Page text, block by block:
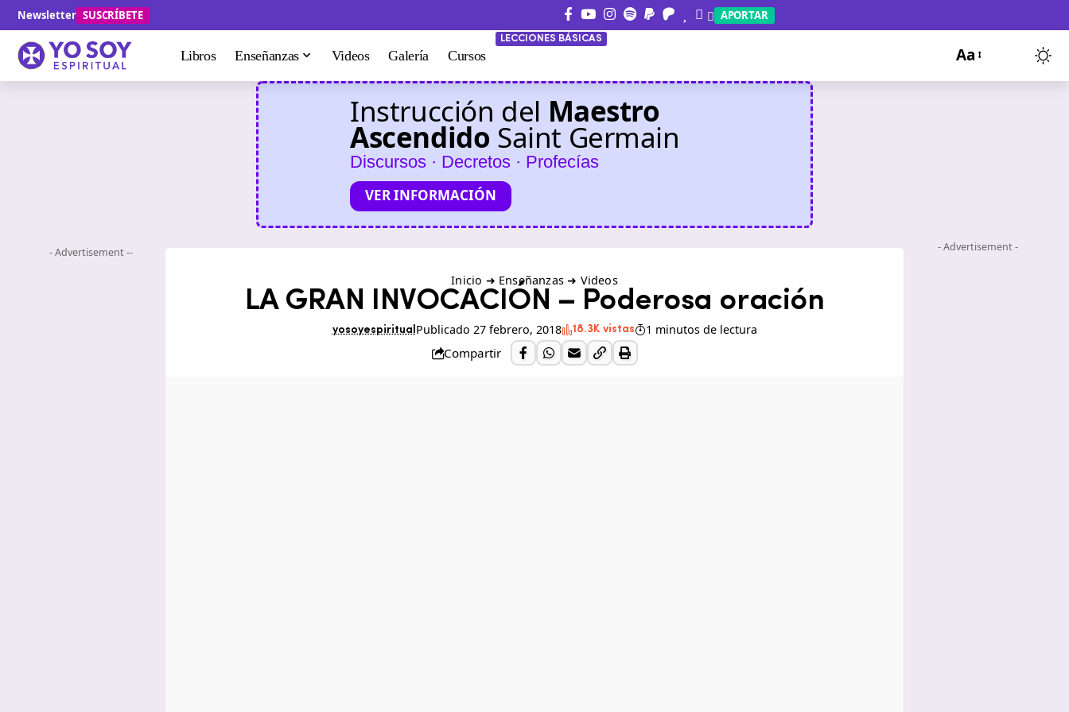
Newsletter SUSCRÍBETE APORTAR
Libros Enseñanzas Videos Galería Cursos
LECCIONES BÁSICAS
Aa
Instrucción del Maestro
Ascendido Saint Germain
Discursos · Decretos · Profecías
VER INFORMACIÓN
- Advertisement --
Inicio ➜ Enseñanzas ➜ Videos
LA GRAN INVOCACIÓN – Poderosa oración
yosoyespiritual Publicado 27 febrero, 2018 18.3K vistas 1 minutos de lectura
Compartir
- Advertisement -